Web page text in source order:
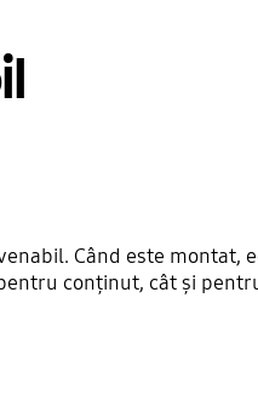
Când este montat,
conținut, cât și